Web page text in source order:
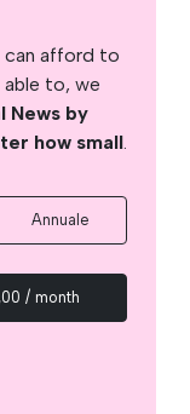
can afford to
to, we
News by
how small.
Annuale
/ month